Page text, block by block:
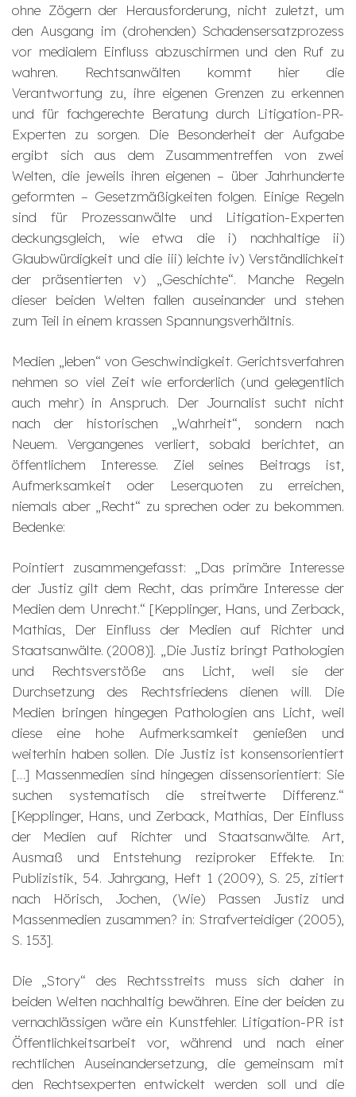
ohne Zögern der Herausforderung, nicht zuletzt, um
den Ausgang im (drohenden) Schadensersatzprozess
vor medialem Einfluss abzuschirmen und den Ruf zu
wahren. Rechtsanwälten kommt hier die
Verantwortung zu, ihre eigenen Grenzen zu erkennen
und für fachgerechte Beratung durch Litigation-PR-
Experten zu sorgen. Die Besonderheit der Aufgabe
ergibt sich aus dem Zusammentreffen von zwei
Welten, die jeweils ihren eigenen – über Jahrhunderte
geformten – Gesetzmäßigkeiten folgen. Einige Regeln
sind für Prozessanwälte und Litigation-Experten
deckungsgleich, wie etwa die i) nachhaltige ii)
Glaubwürdigkeit und die iii) leichte iv) Verständlichkeit
der präsentierten v) „Geschichte“. Manche Regeln
dieser beiden Welten fallen auseinander und stehen
zum Teil in einem krassen Spannungsverhältnis.
Medien „leben“ von Geschwindigkeit. Gerichtsverfahren
nehmen so viel Zeit wie erforderlich (und gelegentlich
auch mehr) in Anspruch. Der Journalist sucht nicht
nach der historischen „Wahrheit“, sondern nach
Neuem. Vergangenes verliert, sobald berichtet, an
öffentlichem Interesse. Ziel seines Beitrags ist,
Aufmerksamkeit oder Leserquoten zu erreichen,
niemals aber „Recht“ zu sprechen oder zu bekommen.
Bedenke:
Pointiert zusammengefasst: „Das primäre Interesse
der Justiz gilt dem Recht, das primäre Interesse der
Medien dem Unrecht.“ [Kepplinger, Hans, und Zerback,
Mathias, Der Einfluss der Medien auf Richter und
Staatsanwälte. (2008)]. „Die Justiz bringt Pathologien
und Rechtsverstöße ans Licht, weil sie der
Durchsetzung des Rechtsfriedens dienen will. Die
Medien bringen hingegen Pathologien ans Licht, weil
diese eine hohe Aufmerksamkeit genießen und
weiterhin haben sollen. Die Justiz ist konsensorientiert
[…] Massenmedien sind hingegen dissensorientiert: Sie
suchen systematisch die streitwerte Differenz.“
[Kepplinger, Hans, und Zerback, Mathias, Der Einfluss
der Medien auf Richter und Staatsanwälte. Art,
Ausmaß und Entstehung reziproker Effekte. In:
Publizistik, 54. Jahrgang, Heft 1 (2009), S. 25, zitiert
nach Hörisch, Jochen, (Wie) Passen Justiz und
Massenmedien zusammen? in: Strafverteidiger (2005),
S. 153].
Die „Story“ des Rechtsstreits muss sich daher in
beiden Welten nachhaltig bewähren. Eine der beiden zu
vernachlässigen wäre ein Kunstfehler. Litigation-PR ist
Öffentlichkeitsarbeit vor, während und nach einer
rechtlichen Auseinandersetzung, die gemeinsam mit
den Rechtsexperten entwickelt werden soll und die